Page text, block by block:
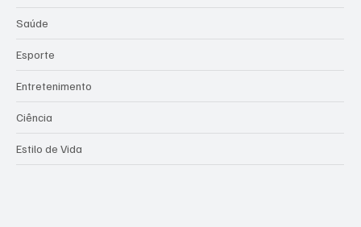
Saúde
Esporte
Entretenimento
Ciência
Estilo de Vida